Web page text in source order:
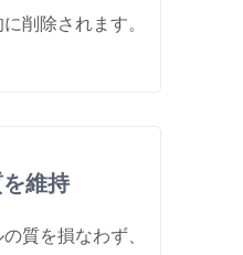
削除されます。
維持
質を損なわず、